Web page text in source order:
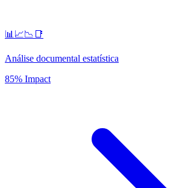
📊📈📉📑
Análise documental estatística
85% Impact